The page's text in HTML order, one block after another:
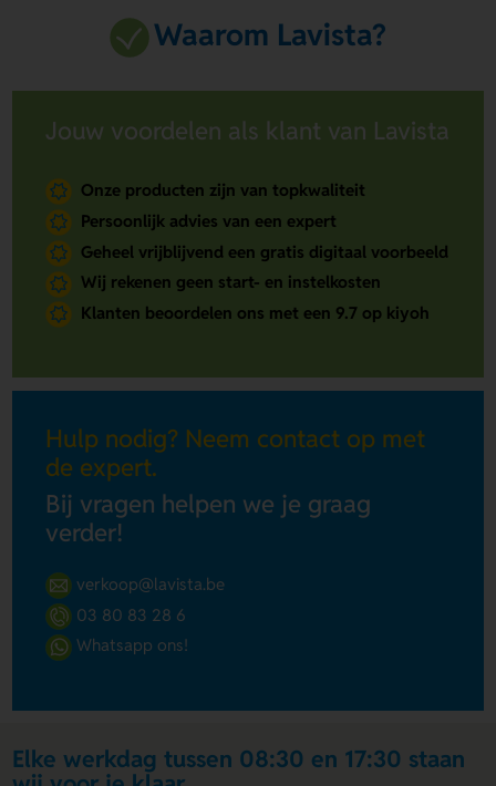
Waarom Lavista?
Jouw voordelen als klant van Lavista
Onze producten zijn van topkwaliteit
Persoonlijk advies van een expert
Geheel vrijblijvend een gratis digitaal voorbeeld
Wij rekenen geen start- en instelkosten
Klanten beoordelen ons met een 9.7 op kiyoh
Hulp nodig? Neem contact op met
de expert.
Bij vragen helpen we je graag
verder!
verkoop@lavista.be
03 80 83 28 6
Whatsapp ons!
Elke werkdag tussen 08:30 en 17:30 staan